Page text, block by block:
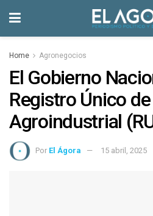
Home Agronegocios
El Gobierno
Registro Único
Agroindustrial
Por El Ágora 15 abril, 2025